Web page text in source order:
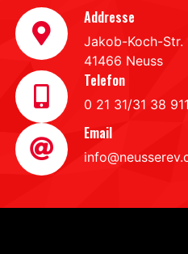
Addresse
Jakob-Koch-Str.
41466 Neuss
Telefon
0 21 31/31 38 911
Email